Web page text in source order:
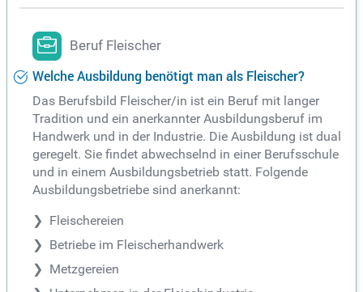
Beruf Fleischer
Welche Ausbildung benötigt man als Fleischer?
Das Berufsbild Fleischer/in ist ein Beruf mit langer
Tradition und ein anerkannter Ausbildungsberuf im
Handwerk und in der Industrie. Die Ausbildung ist dual
geregelt. Sie findet abwechselnd in einer Berufsschule
und in einem Ausbildungsbetrieb statt. Folgende
Ausbildungsbetriebe sind anerkannt:
Fleischereien
Betriebe im Fleischerhandwerk
Metzgereien